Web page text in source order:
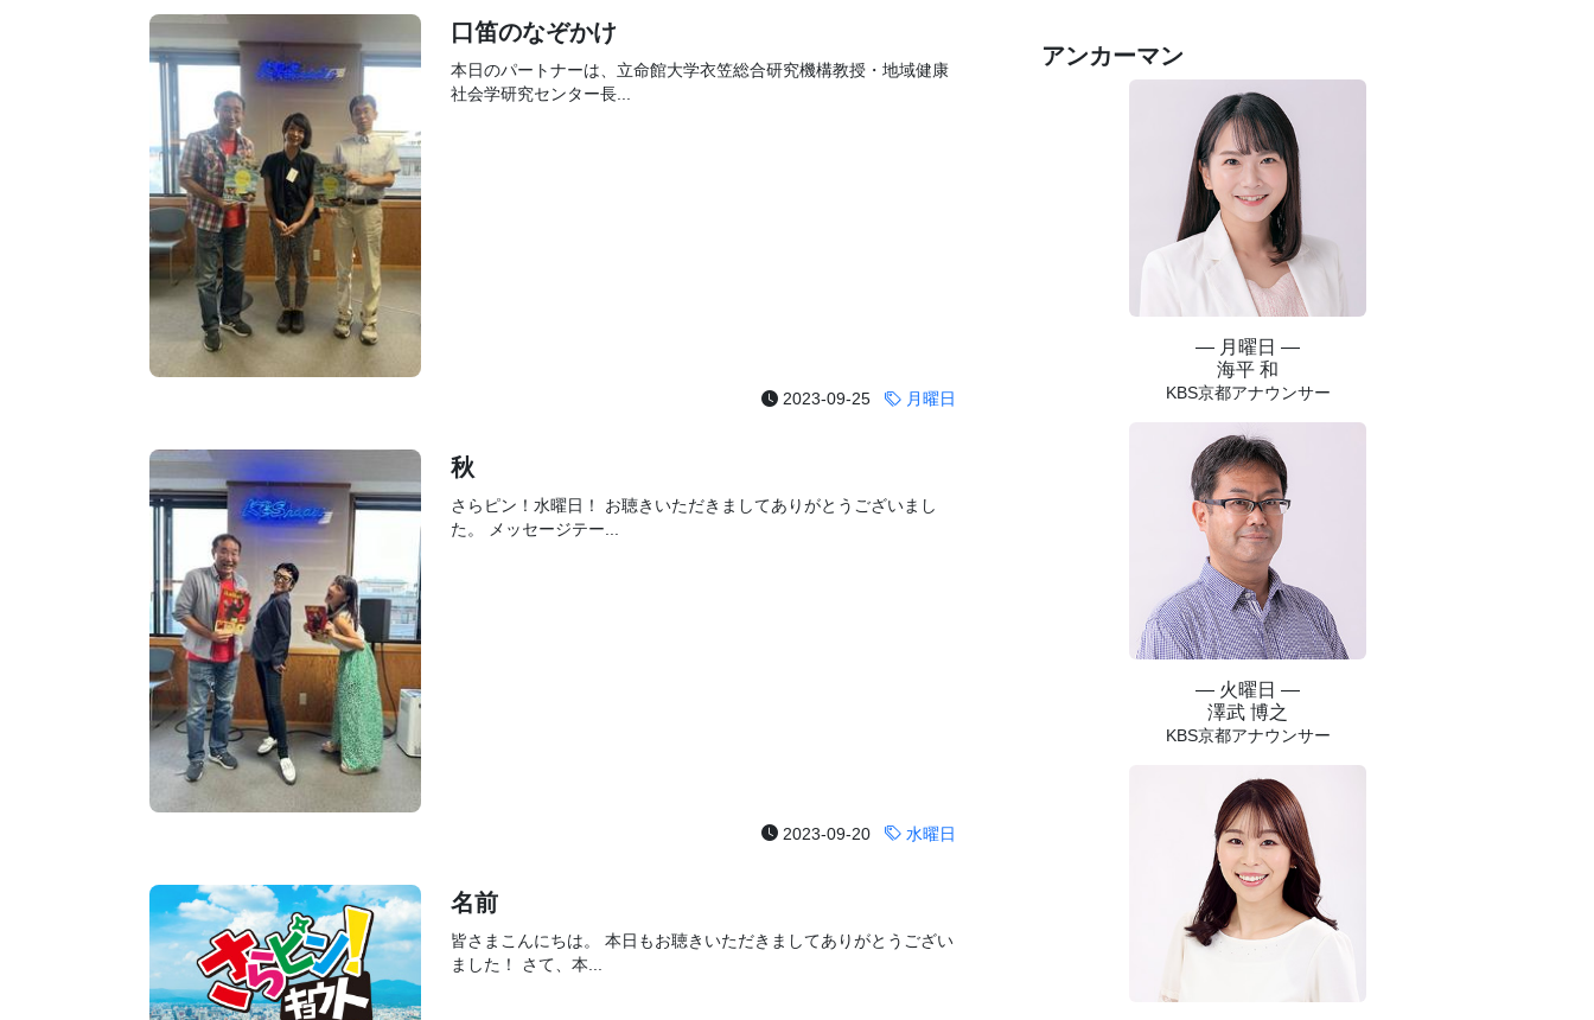
口笛のなぞかけ
本日のパートナーは、立命館大学衣笠総合研究機構教授・地域健康
社会学研究センター長...
2023-09-25 月曜日
秋
さらピン！水曜日！ お聴きいただきましてありがとうございまし
た。 メッセージテー...
2023-09-20 水曜日
名前
皆さまこんにちは。 本日もお聴きいただきましてありがとうござい
ました！ さて、本...
アンカーマン
― 月曜日 ―
海平 和
KBS京都アナウンサー
― 火曜日 ―
澤武 博之
KBS京都アナウンサー